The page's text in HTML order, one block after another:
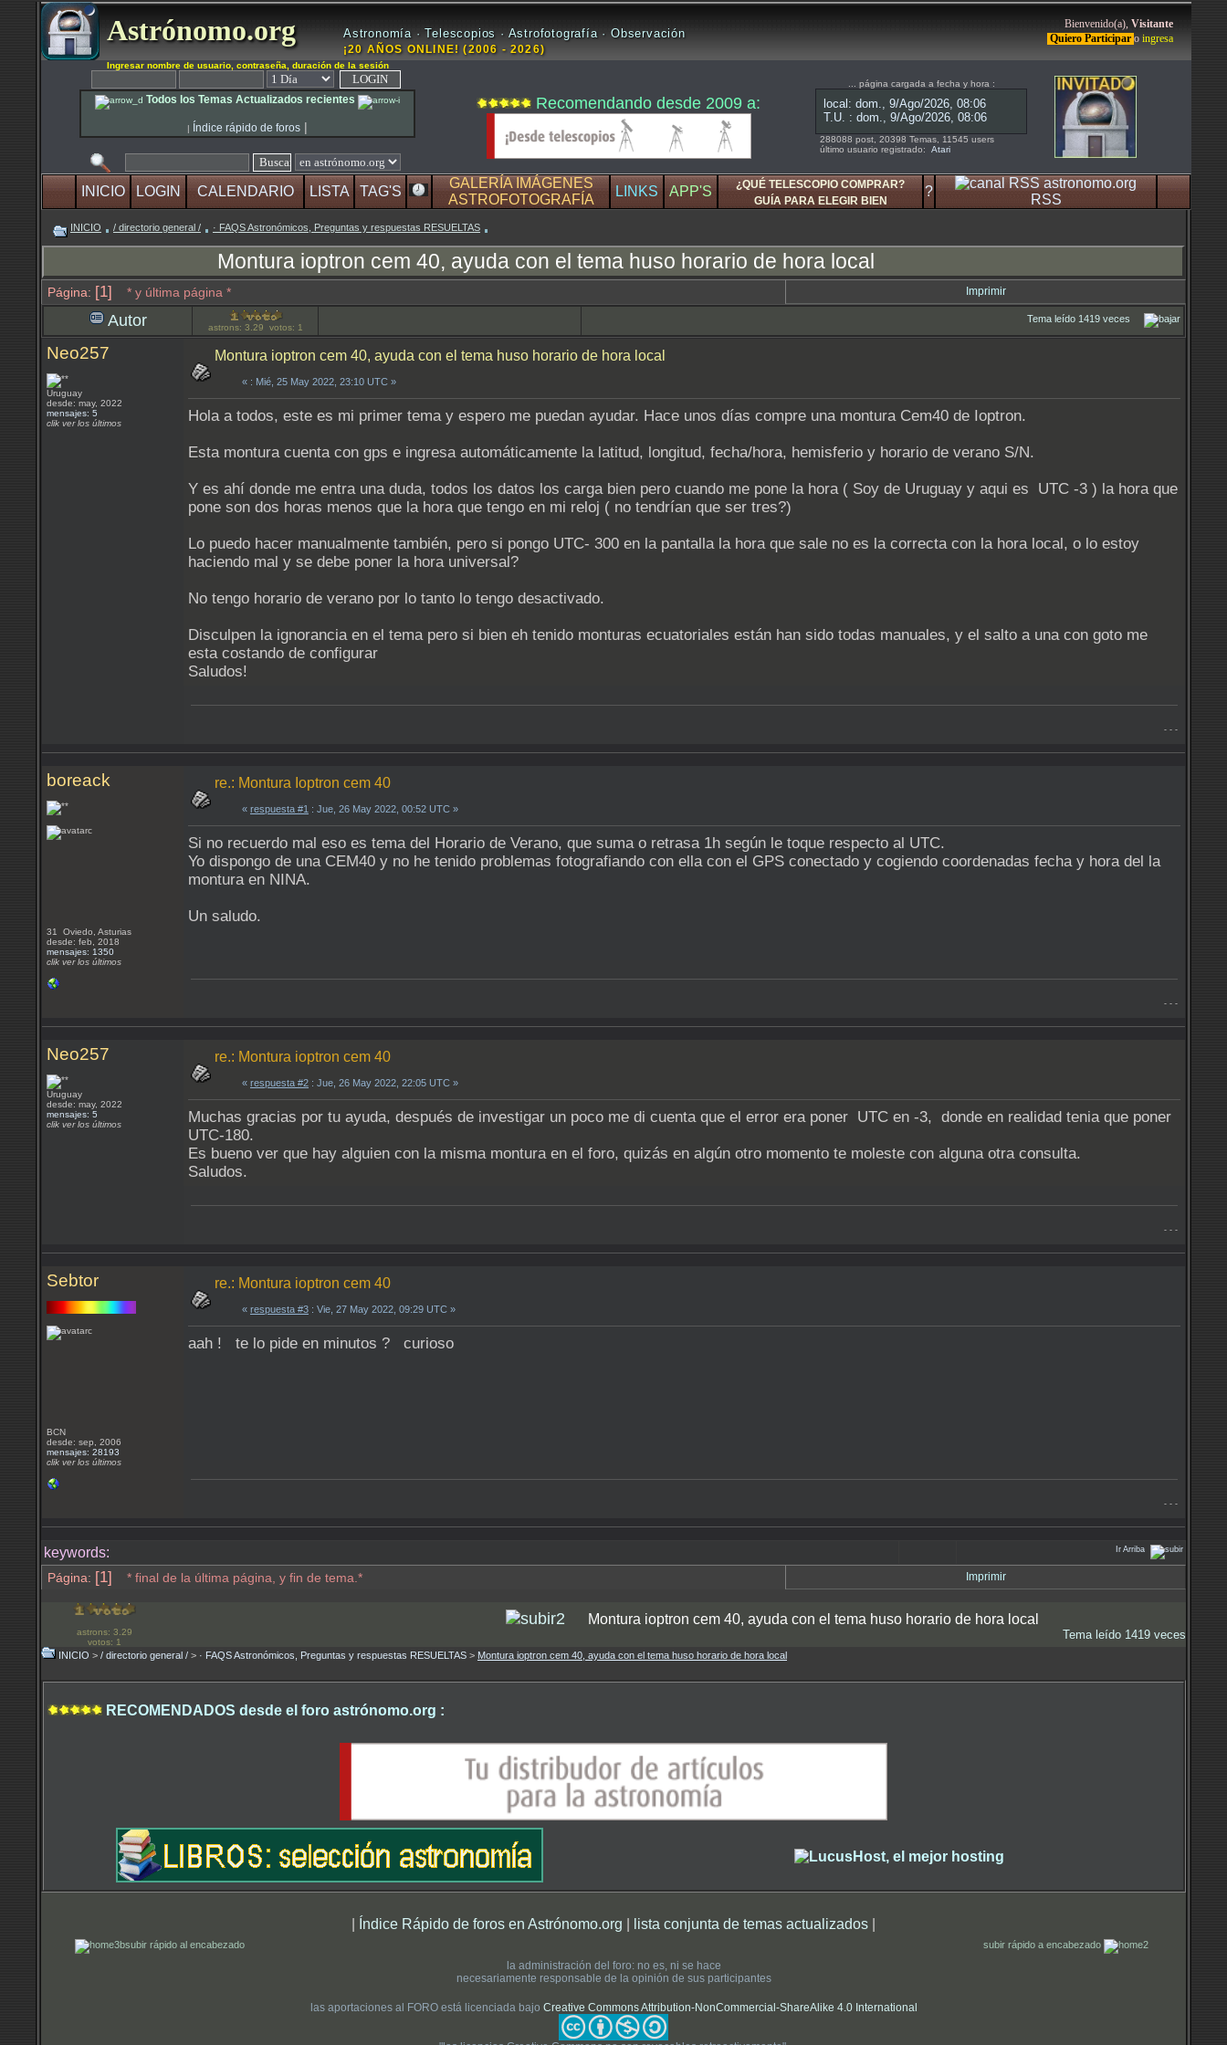
Astrónomo.org Astronomía · Telescopios · Astrofotografía · Observación
¡20 AÑOS ONLINE! (2006 - 2026)
Bienvenido(a), Visitante
Quiero Participar o ingresa
Ingresar nombre de usuario, contraseña, duración de la sesión
Todos los Temas Actualizados recientes
| Índice rápido de foros |
Recomendando desde 2009 a:
... página cargada a fecha y hora :
288088 post, 20398 Temas, 11545 users
último usuario registrado: Atari
INICIO LOGIN CALENDARIO LISTA TAG'S
GALERÍA IMÁGENES
ASTROFOTOGRAFÍA
LINKS APP'S
¿QUÉ TELESCOPIO COMPRAR?
GUÍA PARA ELEGIR BIEN
?
RSS
INICIO / directorio general / · FAQS Astronómicos, Preguntas y respuestas RESUELTAS
Montura ioptron cem 40, ayuda con el tema huso horario de hora local
Página: [1] * y última página * Imprimir
Autor astrons: 3.29 votos: 1
Tema leído 1419 veces
Neo257
Uruguay
desde: may, 2022
mensajes: 5
clik ver los últimos
Montura ioptron cem 40, ayuda con el tema huso horario de hora local
« : Mié, 25 May 2022, 23:10 UTC »
Hola a todos, este es mi primer tema y espero me puedan ayudar. Hace unos días compre una montura Cem40 de Ioptron.
Esta montura cuenta con gps e ingresa automáticamente la latitud, longitud, fecha/hora, hemisferio y horario de verano S/N.
Y es ahí donde me entra una duda, todos los datos los carga bien pero cuando me pone la hora ( Soy de Uruguay y aqui es UTC -3 ) la hora que
pone son dos horas menos que la hora que tengo en mi reloj ( no tendrían que ser tres?)
Lo puedo hacer manualmente también, pero si pongo UTC- 300 en la pantalla la hora que sale no es la correcta con la hora local, o lo estoy
haciendo mal y se debe poner la hora universal?
No tengo horario de verano por lo tanto lo tengo desactivado.
Disculpen la ignorancia en el tema pero si bien eh tenido monturas ecuatoriales están han sido todas manuales, y el salto a una con goto me
esta costando de configurar
Saludos!
- - -
boreack
31 Oviedo, Asturias
desde: feb, 2018
mensajes: 1350
clik ver los últimos
re.: Montura Ioptron cem 40
« respuesta #1 : Jue, 26 May 2022, 00:52 UTC »
Si no recuerdo mal eso es tema del Horario de Verano, que suma o retrasa 1h según le toque respecto al UTC.
Yo dispongo de una CEM40 y no he tenido problemas fotografiando con ella con el GPS conectado y cogiendo coordenadas fecha y hora del la
montura en NINA.
Un saludo.
- - -
Neo257
Uruguay
desde: may, 2022
mensajes: 5
clik ver los últimos
re.: Montura ioptron cem 40
« respuesta #2 : Jue, 26 May 2022, 22:05 UTC »
Muchas gracias por tu ayuda, después de investigar un poco me di cuenta que el error era poner UTC en -3, donde en realidad tenia que poner
UTC-180.
Es bueno ver que hay alguien con la misma montura en el foro, quizás en algún otro momento te moleste con alguna otra consulta.
Saludos.
- - -
Sebtor
BCN
desde: sep, 2006
mensajes: 28193
clik ver los últimos
re.: Montura ioptron cem 40
« respuesta #3 : Vie, 27 May 2022, 09:29 UTC »
aah ! te lo pide en minutos ? curioso
- - -
keywords: Ir Arriba
Página: [1] * final de la última página, y fin de tema.* Imprimir
astrons: 3.29
votos: 1
Montura ioptron cem 40, ayuda con el tema huso horario de hora local
Tema leído 1419 veces
INICIO > / directorio general / > · FAQS Astronómicos, Preguntas y respuestas RESUELTAS > Montura ioptron cem 40, ayuda con el tema huso horario de hora local
RECOMENDADOS desde el foro astrónomo.org :
| Índice Rápido de foros en Astrónomo.org | lista conjunta de temas actualizados |
subir rápido al encabezado subir rápido a encabezado
la administración del foro: no es, ni se hace
necesariamente responsable de la opinión de sus participantes
las aportaciones al FORO está licenciada bajo Creative Commons Attribution-NonCommercial-ShareAlike 4.0 International